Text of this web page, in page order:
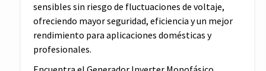
sensibles sin riesgo de fluctuaciones de voltaje,
ofreciendo mayor seguridad, eficiencia y un mejor
rendimiento para aplicaciones domésticas y
profesionales.